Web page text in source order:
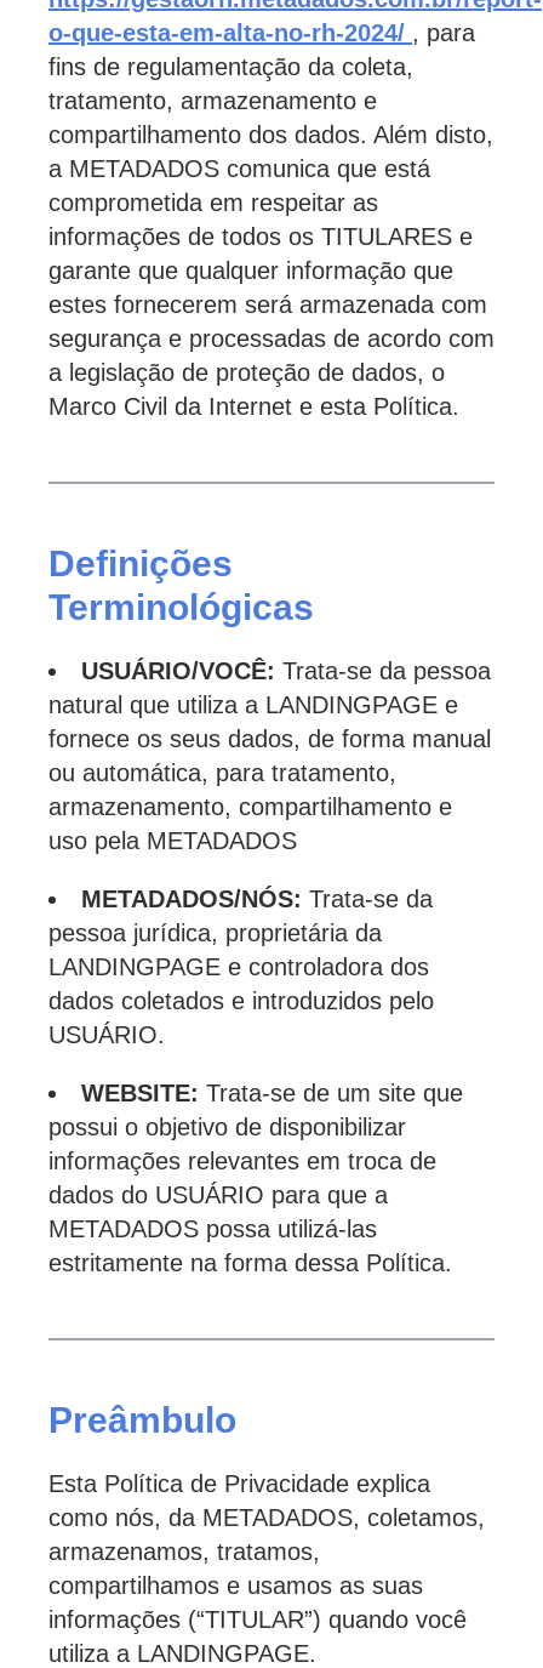
o-que-esta-em-alta-no-rh-2024/ , para
fins de regulamentação da coleta,
tratamento, armazenamento e
compartilhamento dos dados. Além disto,
a METADADOS comunica que está
comprometida em respeitar as
informações de todos os TITULARES e
garante que qualquer informação que
estes fornecerem será armazenada com
segurança e processadas de acordo com
a legislação de proteção de dados, o
Marco Civil da Internet e esta Política.
Definições
Terminológicas
USUÁRIO/VOCÊ: Trata-se da pessoa
natural que utiliza a LANDINGPAGE e
fornece os seus dados, de forma manual
ou automática, para tratamento,
armazenamento, compartilhamento e
uso pela METADADOS
METADADOS/NÓS: Trata-se da
pessoa jurídica, proprietária da
LANDINGPAGE e controladora dos
dados coletados e introduzidos pelo
USUÁRIO.
WEBSITE: Trata-se de um site que
possui o objetivo de disponibilizar
informações relevantes em troca de
dados do USUÁRIO para que a
METADADOS possa utilizá-las
estritamente na forma dessa Política.
Preâmbulo
Esta Política de Privacidade explica
como nós, da METADADOS, coletamos,
armazenamos, tratamos,
compartilhamos e usamos as suas
informações (“TITULAR”) quando você
utiliza a LANDINGPAGE.